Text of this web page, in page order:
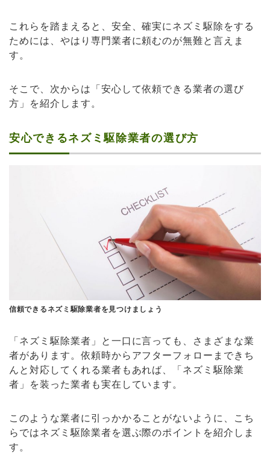
これらを踏まえると、安全、確実にネズミ駆除をする
ためには、やはり専門業者に頼むのが無難と言えま
す。
そこで、次からは「安心して依頼できる業者の選び
方」を紹介します。
安心できるネズミ駆除業者の選び方
信頼できるネズミ駆除業者を見つけましょう
「ネズミ駆除業者」と一口に言っても、さまざまな業
者があります。依頼時からアフターフォローまできち
んと対応してくれる業者もあれば、「ネズミ駆除業
者」を装った業者も実在しています。
このような業者に引っかかることがないように、こち
らではネズミ駆除業者を選ぶ際のポイントを紹介しま
す。